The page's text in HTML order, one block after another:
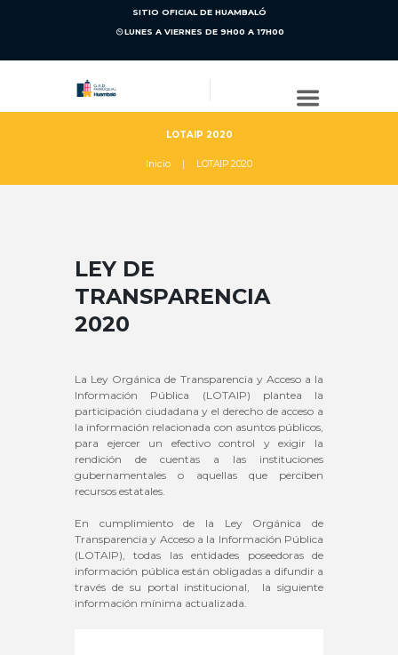
SITIO OFICIAL DE HUAMBALÓ
LUNES A VIERNES DE 9H00 A 17H00
LOTAIP 2020
Inicio LOTAIP 2020
LEY DE
TRANSPARENCIA
2020
La Ley Orgánica de Transparencia y Acceso a la
Información Pública (LOTAIP) plantea la
participación ciudadana y el derecho de acceso a
la información relacionada con asuntos públicos,
para ejercer un efectivo control y exigir la
rendición de cuentas a las instituciones
gubernamentales o aquellas que perciben
recursos estatales.
En cumplimiento de la Ley Orgánica de
Transparencia y Acceso a la Información Pública
(LOTAIP), todas las entidades poseedoras de
información pública están obligadas a difundir a
través de su portal institucional, la siguiente
información mínima actualizada.